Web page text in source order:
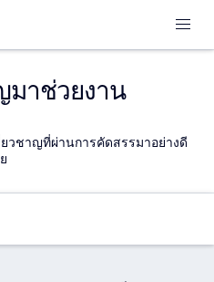
มาช่วยงาน
วชาญที่ผ่านการคัดสรรมาอย่างดี